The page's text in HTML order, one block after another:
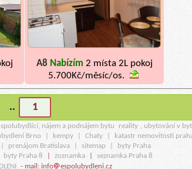
A8 Nabízím 2 místa 2L pokoj
5.700Kč/měsíc/os.
.. 1
spolubydlící, nájem a podnájem bytu reality , ubytování v
Brno kempy Chaty katastr nemovitostí
prenájom Bratislava sitemap
byty Praha
byty Praha 8 zoznamka
seznamka Praha 8
- mail: info espolubydleni.cz